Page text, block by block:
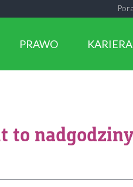
PRAWO KARIERA
to